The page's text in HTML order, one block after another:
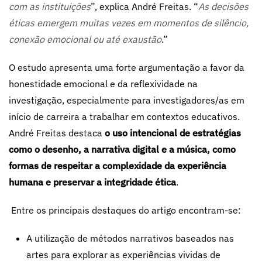
com as instituições”, explica André Freitas. “As decisões
éticas emergem muitas vezes em momentos de silêncio,
conexão emocional ou até exaustão.”
O estudo apresenta uma forte argumentação a favor da
honestidade emocional e da reflexividade na
investigação, especialmente para investigadores/as em
início de carreira a trabalhar em contextos educativos.
André Freitas destaca o uso intencional de estratégias
como o desenho, a narrativa digital e a música, como
formas de respeitar a complexidade da experiência
humana e preservar a integridade ética.
Entre os principais destaques do artigo encontram-se:
A utilização de métodos narrativos baseados nas
artes para explorar as experiências vividas de